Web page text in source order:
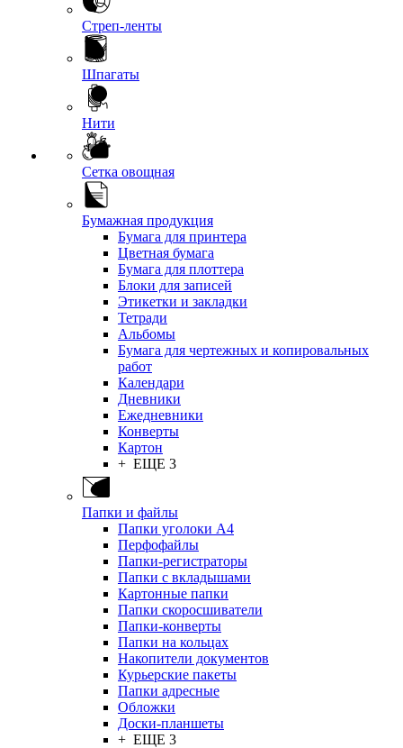
Стреп-ленты
Шпагаты
Нити
Сетка овощная
Бумажная продукция
Бумага для принтера
Цветная бумага
Бумага для плоттера
Блоки для записей
Этикетки и закладки
Тетради
Альбомы
Бумага для чертежных и копировальных
работ
Календари
Дневники
Ежедневники
Конверты
Картон
+ ЕЩЕ 3
Папки и файлы
Папки уголоки А4
Перфофайлы
Папки-регистраторы
Папки с вкладышами
Картонные папки
Папки скоросшиватели
Папки-конверты
Папки на кольцах
Накопители документов
Курьерские пакеты
Папки адресные
Обложки
Доски-планшеты
+ ЕЩЕ 3